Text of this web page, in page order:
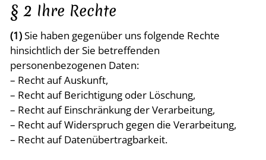
§ 2 Ihre Rechte
(1)Sie haben gegenüber uns folgende Rechte
hinsichtlich der Sie betreffenden
personenbezogenen Daten:
– Recht auf Auskunft,
– Recht auf Berichtigung oder Löschung,
– Recht auf Einschränkung der Verarbeitung,
– Recht auf Widerspruch gegen die Verarbeitung,
– Recht auf Datenübertragbarkeit.